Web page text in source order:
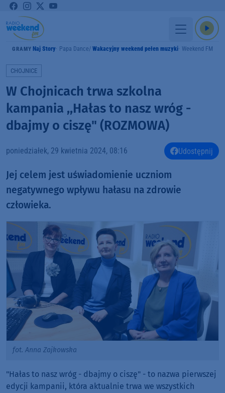
GRAMY Naj Story Papa Dance Wakacyjny weekend pełen muzyki Weekend FM
CHOJNICE
W Chojnicach trwa szkolna
kampania ,,Hałas to nasz wróg -
dbajmy o ciszę" (ROZMOWA)
poniedziałek, 29 kwietnia 2024, 08:16 Udostępnij
Jej celem jest uświadomienie uczniom
negatywnego wpływu hałasu na zdrowie
człowieka.
fot. Anna Zajkowska
"Hałas to nasz wróg - dbajmy o ciszę" - to nazwa pierwszej
edycji kampanii, która aktualnie trwa we wszystkich